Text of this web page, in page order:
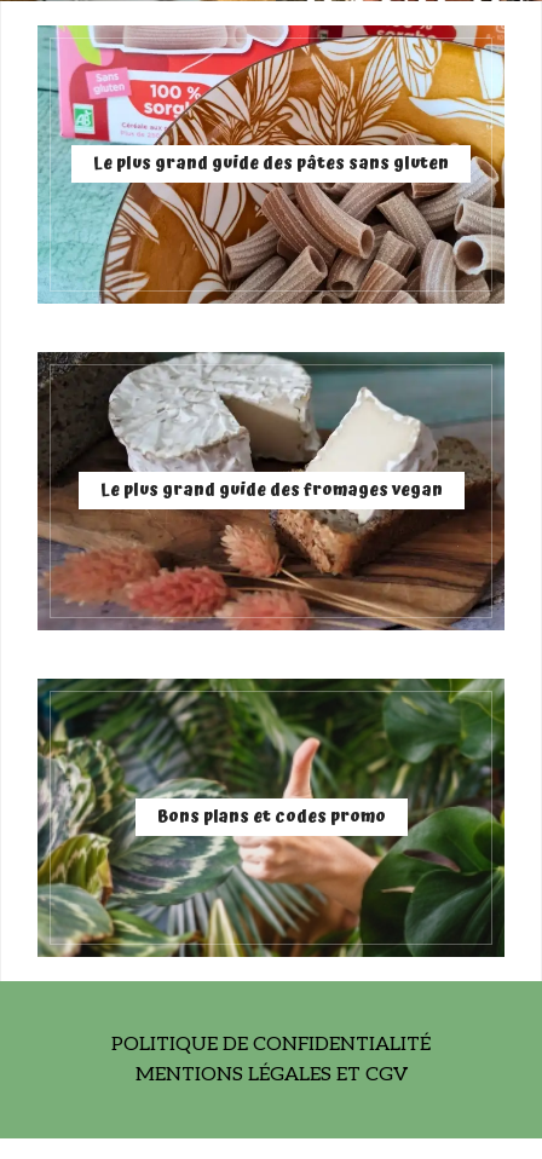
Le plus grand guide des pâtes sans gluten
Le plus grand guide des fromages vegan
Bons plans et codes promo
POLITIQUE DE CONFIDENTIALITÉ
MENTIONS LÉGALES ET CGV